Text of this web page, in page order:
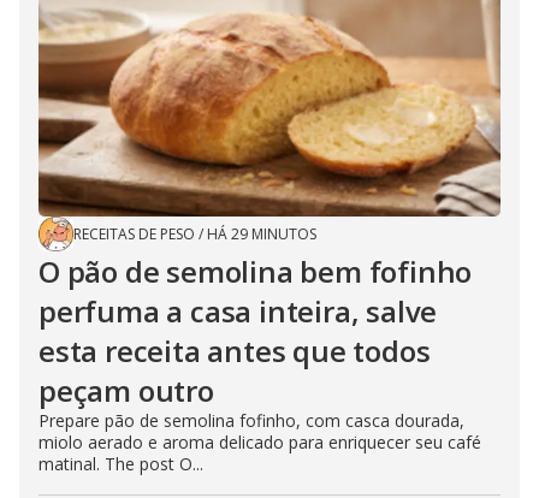
RECEITAS DE PESO / HÁ 29 MINUTOS
O pão de semolina bem fofinho
perfuma a casa inteira, salve
esta receita antes que todos
peçam outro
Prepare pão de semolina fofinho, com casca dourada,
miolo aerado e aroma delicado para enriquecer seu café
matinal. The post O...